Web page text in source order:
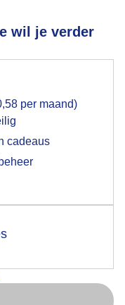
wil je verder
per maand)
cadeaus
het middaguur in
34x bekeken
voor het
op hebt gegeven,
browser waarin
later